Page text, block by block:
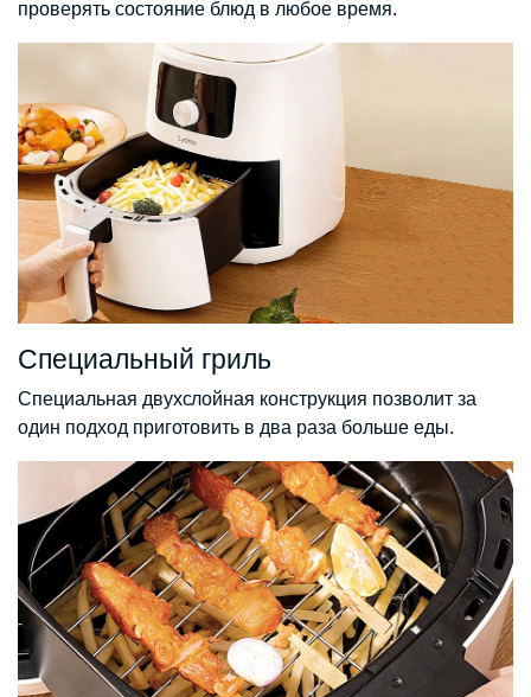
проверять состояние блюд в любое время.
Специальный гриль
Специальная двухслойная конструкция позволит за
один подход приготовить в два раза больше еды.